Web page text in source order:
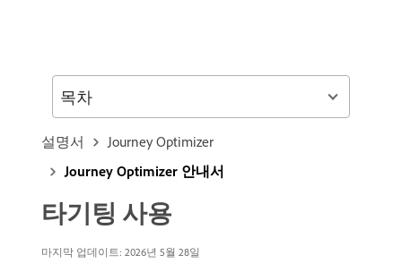
설명서
Journey Optimizer
Journey Optimizer 안내서
타기팅 사용
마지막 업데이트: 2026년 5월 28일
목차